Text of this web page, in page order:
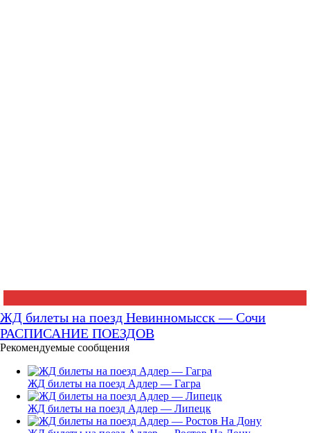
ЖД билеты на поезд Невинномысск — Сочи
РАСПИСАНИЕ ПОЕЗДОВ
Рекомендуемые сообщения
ЖД билеты на поезд Адлер — Гагра
ЖД билеты на поезд Адлер — Липецк